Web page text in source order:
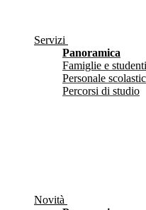
Servizi
Panoramica
Famiglie e studenti
Personale
Percorsi di studio
Novità